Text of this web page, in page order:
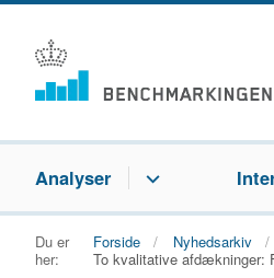
Analyser
Du er
her:
Forside Nyhedsarkiv
To kvalitative afdækninger: